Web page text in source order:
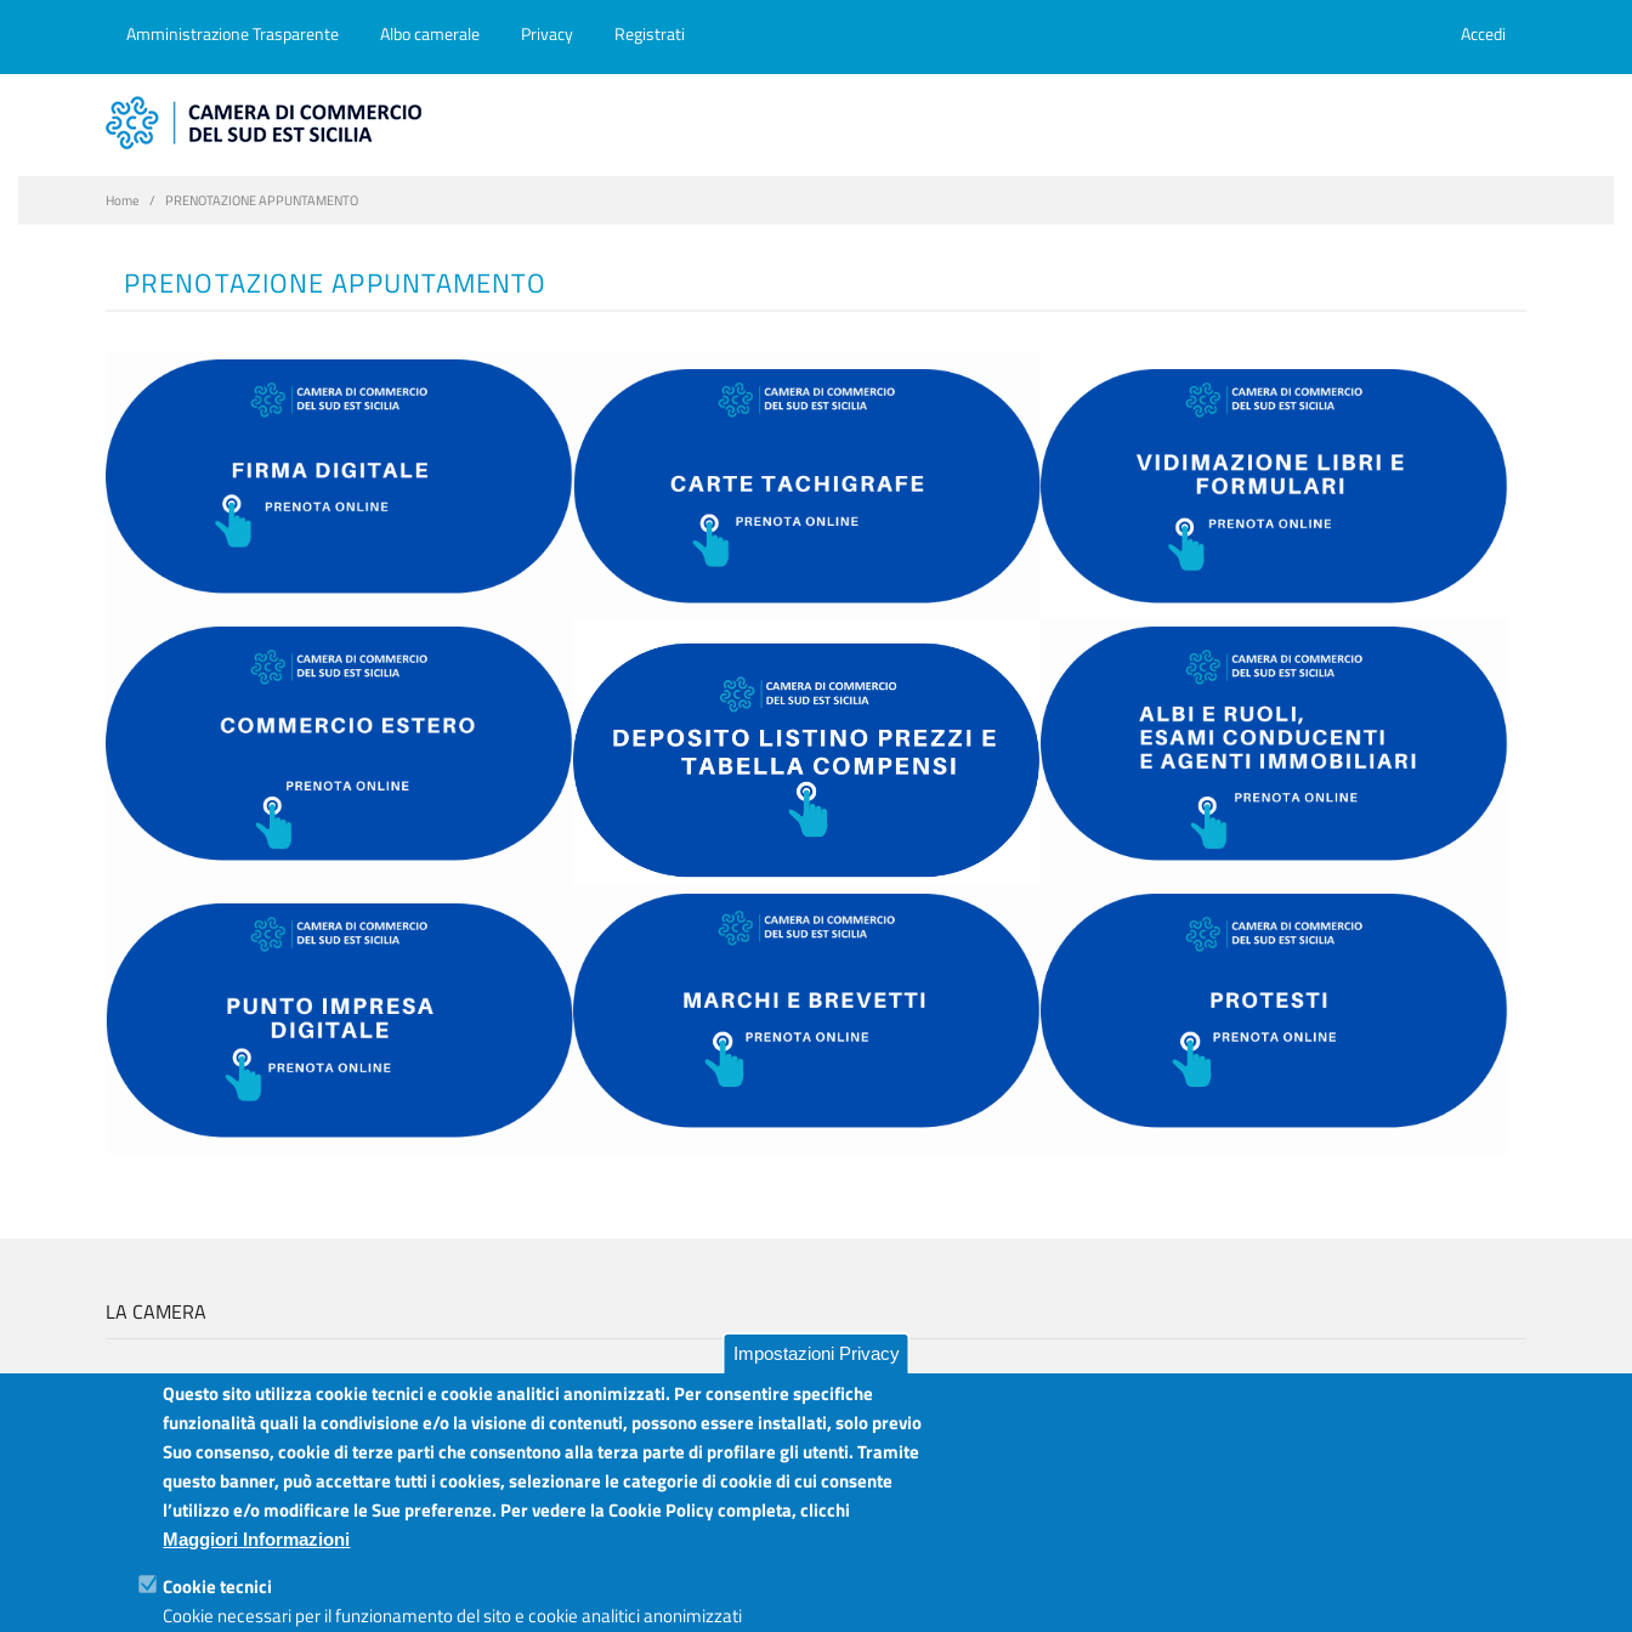
Amministrazione Trasparente Albo camerale Privacy Registrati Accedi
Home PRENOTAZIONE APPUNTAMENTO
PRENOTAZIONE APPUNTAMENTO
LA CAMERA
Camera di Commercio Industria Artigianato e Agricoltura del Sud Est Sicilia
Sede legale: Via Cappuccini, 2 - Catania
Sede territoriale: Piazza della Libertà - Ragusa
Sede territoriale: Via Duca degli Abruzzi, 4 - Siracusa
www.ctrgsr.camcom.gov.it
Codice fiscale e partita IVA:05379380875
Orari sportelli:
Dal Lunedì al Venerdì ore 8.30 - 12.00
Martedì anche 15.45 - 17.45
Impostazioni Privacy
Questo sito utilizza cookie tecnici e cookie analitici anonimizzati. Per consentire specifiche
funzionalità quali la condivisione e/o la visione di contenuti, possono essere installati, solo previo
Suo consenso, cookie di terze parti che consentono alla terza parte di profilare gli utenti. Tramite
questo banner, può accettare tutti i cookies, selezionare le categorie di cookie di cui consente
l’utilizzo e/o modificare le Sue preferenze. Per vedere la Cookie Policy completa, clicchi
Maggiori Informazioni
Cookie tecnici
Cookie necessari per il funzionamento del sito e cookie analitici anonimizzati